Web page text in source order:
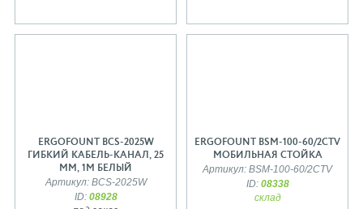
ERGOFOUNT BCS-2025W
ГИБКИЙ КАБЕЛЬ-КАНАЛ, 25
ММ, 1М БЕЛЫЙ
Артикул: BCS-2025W
ID: 08928
ERGOFOUNT BSM-100-60/2CTV
МОБИЛЬНАЯ СТОЙКА
Артикул: BSM-100-60/2CTV
ID: 08338
склад